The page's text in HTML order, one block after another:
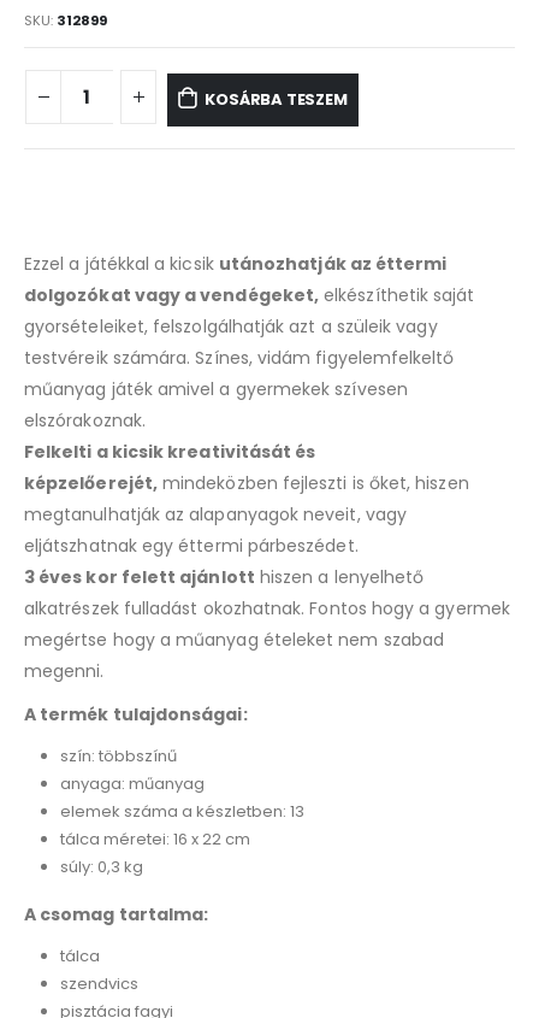
SKU: 312899
KOSÁRBA TESZEM
Ezzel a játékkal a kicsik utánozhatják az éttermi
dolgozókat vagy a vendégeket, elkészíthetik saját
gyorsételeiket, felszolgálhatják azt a szüleik vagy
testvéreik számára. Színes, vidám figyelemfelkeltő
műanyag játék amivel a gyermekek szívesen
elszórakoznak.
Felkelti a kicsik kreativitását és
képzelőerejét,mindeközben fejleszti is őket, hiszen
megtanulhatják az alapanyagok neveit, vagy
eljátszhatnak egy éttermi párbeszédet.
3 éves kor felett ajánlott hiszen a lenyelhető
alkatrészek fulladást okozhatnak. Fontos hogy a gyermek
megértse hogy a műanyag ételeket nem szabad
megenni.
A termék tulajdonságai:
szín: többszínű
anyaga: műanyag
elemek száma a készletben: 13
tálca méretei: 16 x 22 cm
súly: 0,3 kg
A csomag tartalma:
tálca
szendvics
pisztácia fagyi